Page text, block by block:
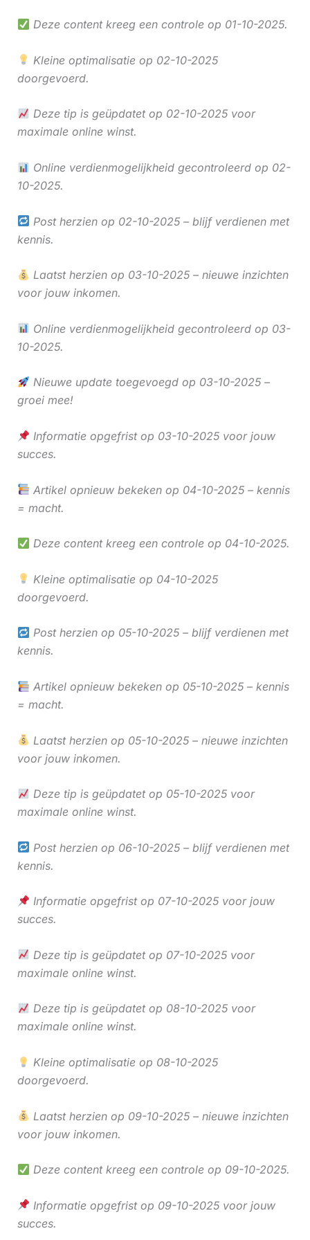
Deze content kreeg een controle op 01-10-2025.
Kleine optimalisatie op 02-10-2025
doorgevoerd.
Deze tip is geüpdatet op 02-10-2025 voor
maximale online winst.
Online verdienmogelijkheid gecontroleerd op 02-
10-2025.
Post herzien op 02-10-2025 – blijf verdienen met
kennis.
Laatst herzien op 03-10-2025 – nieuwe inzichten
voor jouw inkomen.
Online verdienmogelijkheid gecontroleerd op 03-
10-2025.
Nieuwe update toegevoegd op 03-10-2025 –
groei mee!
Informatie opgefrist op 03-10-2025 voor jouw
succes.
Artikel opnieuw bekeken op 04-10-2025 – kennis
= macht.
Deze content kreeg een controle op 04-10-2025.
Kleine optimalisatie op 04-10-2025
doorgevoerd.
Post herzien op 05-10-2025 – blijf verdienen met
kennis.
Artikel opnieuw bekeken op 05-10-2025 – kennis
= macht.
Laatst herzien op 05-10-2025 – nieuwe inzichten
voor jouw inkomen.
Deze tip is geüpdatet op 05-10-2025 voor
maximale online winst.
Post herzien op 06-10-2025 – blijf verdienen met
kennis.
Informatie opgefrist op 07-10-2025 voor jouw
succes.
Deze tip is geüpdatet op 07-10-2025 voor
maximale online winst.
Deze tip is geüpdatet op 08-10-2025 voor
maximale online winst.
Kleine optimalisatie op 08-10-2025
doorgevoerd.
Laatst herzien op 09-10-2025 – nieuwe inzichten
voor jouw inkomen.
Deze content kreeg een controle op 09-10-2025.
Informatie opgefrist op 09-10-2025 voor jouw
succes.